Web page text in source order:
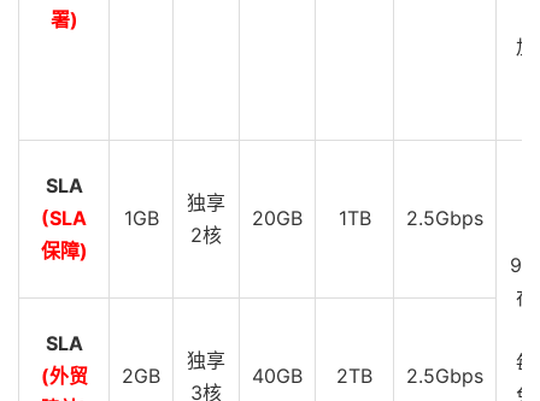
加
署)
SLA
(SLA
保障)
1GB
独享
2核
20GB 1TB 2.5Gbps
在
每
免
SLA
(外贸
2GB
独享
3核
40GB 2TB 2.5Gbps